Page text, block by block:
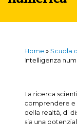
Home » Scuola
Intelligenza
La ricerca
comprendere e
della realtà, di
sia una